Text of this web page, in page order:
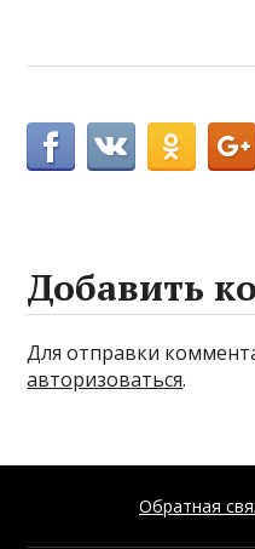
Добавить
Для отправки
авторизоваться.
Обратная